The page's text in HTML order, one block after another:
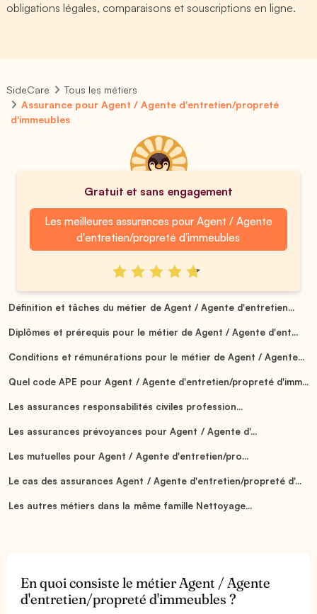
obligations légales, comparaisons et souscriptions en ligne.
SideCare
Tous les métiers
Assurance pour Agent / Agente d'entretien/propreté
d'immeubles
Gratuit et sans engagement
Les meilleures assurances pour Agent / Agente
d'entretien/propreté d'immeubles
Définition et tâches du métier de Agent / Agente d'entretien...
Diplômes et prérequis pour le métier de Agent / Agente d'ent...
Conditions et rémunérations pour le métier de Agent / Agente...
Quel code APE pour Agent / Agente d'entretien/propreté d'imm...
Les assurances responsabilités civiles profession...
Les assurances prévoyances pour Agent / Agente d'...
Les mutuelles pour Agent / Agente d'entretien/pro...
Le cas des assurances Agent / Agente d'entretien/propreté d'...
Les autres métiers dans la même famille Nettoyage...
En quoi consiste le métier Agent / Agente
d'entretien/propreté d'immeubles ?